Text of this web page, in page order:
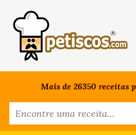
Mais de 26350 receitas